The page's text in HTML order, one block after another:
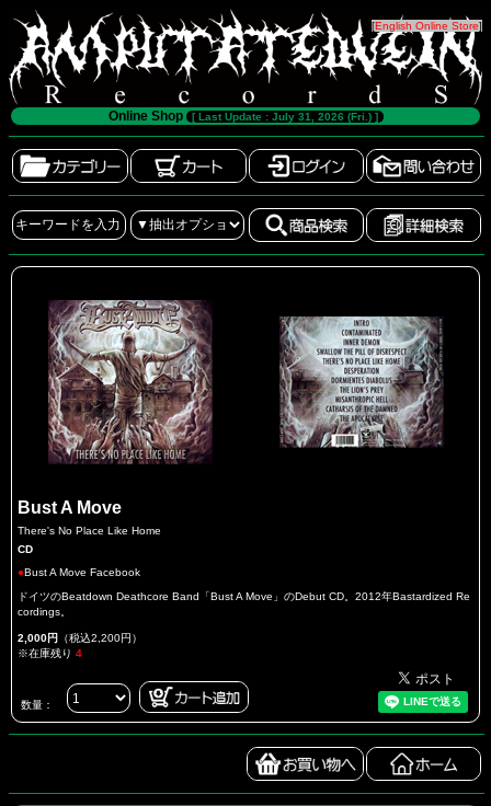
[English Online Store]
Online Shop [ Last Update : July 31, 2026 (Fri.) ]
Bust A Move
There's No Place Like Home
CD
●Bust A Move Facebook
ドイツのBeatdown Deathcore Band「Bust A Move」のDebut CD。2012年Bastardized Re
cordings。
2,000円 （税込2,200円）
※在庫残り 4
数量：